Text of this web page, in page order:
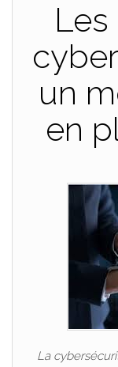
un
en
La